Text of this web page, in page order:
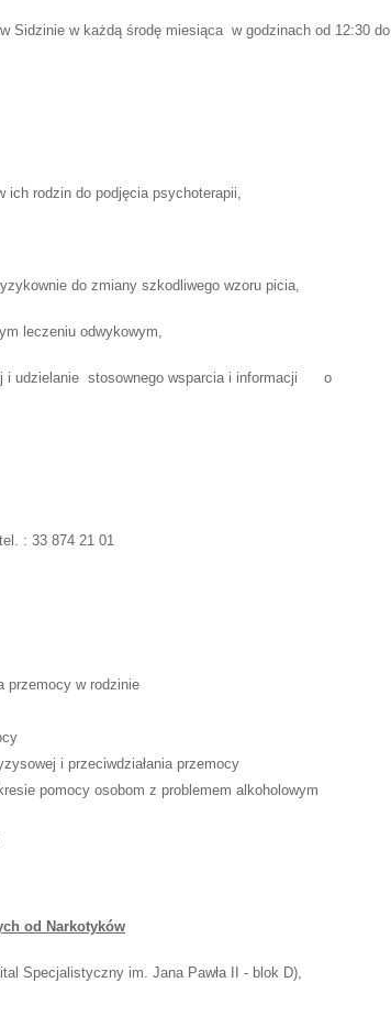
Sidzinie w każdą środę miesiąca w godzinach od 12:30 do
ich rodzin do podjęcia psychoterapii,
do zmiany szkodliwego wzoru picia,
leczeniu odwykowym,
i udzielanie stosownego wsparcia i informacji o
: 33 874 21 01
przemocy w rodzinie
i przeciwdziałania przemocy
pomocy osobom z problemem alkoholowym
od Narkotyków
Specjalistyczny im. Jana Pawła II - blok D),